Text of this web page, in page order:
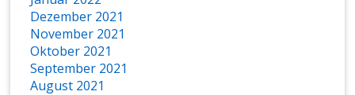
Dezember 2021
November 2021
Oktober 2021
September 2021
August 2021